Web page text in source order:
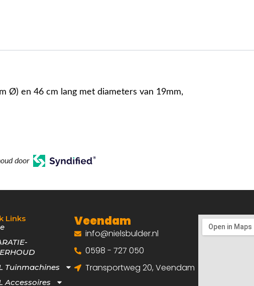
Ø) en 46 cm lang met diameters van 19mm,
door
Links
Tuinmachines
Accessoires
Veendam
info@nielsbulder.nl
0598 - 727 050
Transportweg 20, Veendam